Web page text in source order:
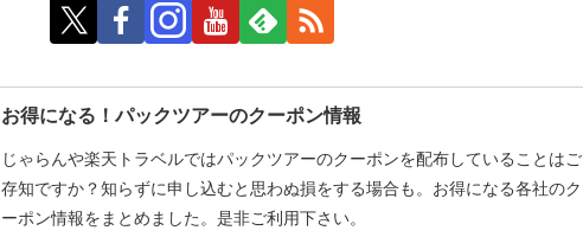
お得になる！パックツアーのクーポン情報
じゃらんや楽天トラベルではパックツアーのクーポンを配布していることはご
存知ですか？知らずに申し込むと思わぬ損をする場合も。お得になる各社のク
ーポン情報をまとめました。是非ご利用下さい。